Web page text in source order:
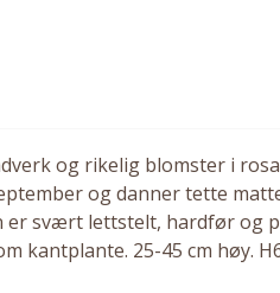
og rikelig blomster i
og danner tette
er svært lettstelt, hardfør og
kantplante. 25-45 cm høy.